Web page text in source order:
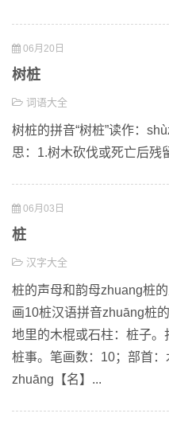
06月20日
树桩
词语大全
树桩的拼音“树桩”读作：
思：1.树木砍伐或死亡后残
06月03日
桩
汉字大全
桩的声母和韵母zhuang桩
画10桩汉语拼音zhuāng桩
地里的木棍或石柱：桩子
桩事。笔画数：10；部首
zhuāng【名】...